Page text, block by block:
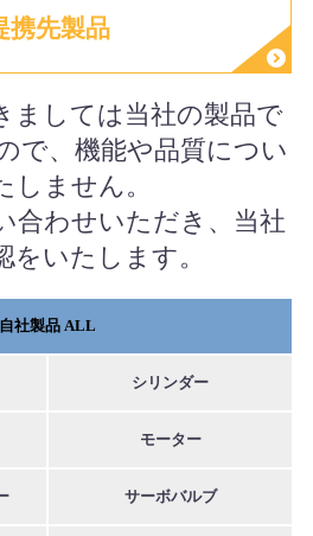
携先製品
ましては当社の製品で
で、機能や品質につい
しません。
合わせいただき、当社
をいたします。
自社製品 ALL
シリンダー
モーター
サーボバルブ